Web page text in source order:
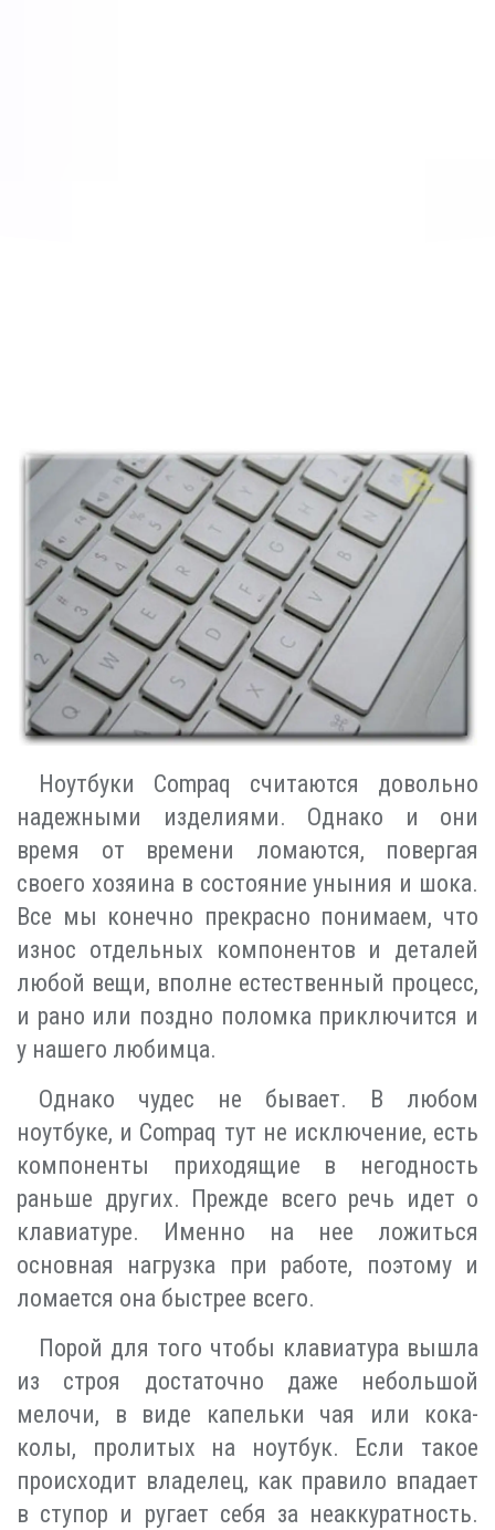
Ноутбуки Compaq считаются довольно
надежными изделиями. Однако и они
время от времени ломаются, повергая
своего хозяина в состояние уныния и шока.
Все мы конечно прекрасно понимаем, что
износ отдельных компонентов и деталей
любой вещи, вполне естественный процесс,
и рано или поздно поломка приключится и
у нашего любимца.
Однако чудес не бывает. В любом
ноутбуке, и Compaq тут не исключение, есть
компоненты приходящие в негодность
раньше других. Прежде всего речь идет о
клавиатуре. Именно на нее ложиться
основная нагрузка при работе, поэтому и
ломается она быстрее всего.
Порой для того чтобы клавиатура вышла
из строя достаточно даже небольшой
мелочи, в виде капельки чая или кока-
колы, пролитых на ноутбук. Если такое
происходит владелец, как правило впадает
в ступор и ругает себя за неаккуратность.